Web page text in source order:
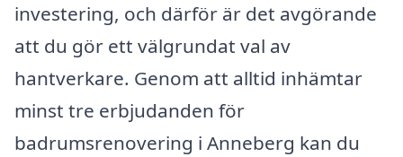
investering, och därför är det avgörande
att du gör ett välgrundat val av
hantverkare. Genom att alltid inhämtar
minst tre erbjudanden för
badrumsrenovering i Anneberg kan du